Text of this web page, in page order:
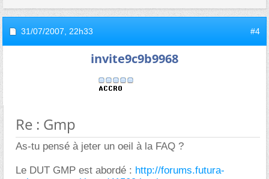
31/07/2007, 22h33 #4
invite9c9b9968
Re : Gmp
As-tu pensé à jeter un oeil à la FAQ ?
Le DUT GMP est abordé : http://forums.futura-